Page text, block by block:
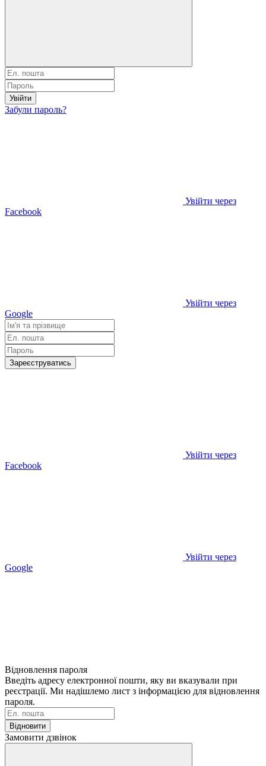
Увійти
Забули пароль?
Увійти через
Facebook
Увійти через
Google
Зареєструватись
Увійти через
Facebook
Увійти через
Google
Відновлення пароля
Введіть адресу електронної пошти, яку ви вказували при
реєстрації. Ми надішлемо лист з інформацією для відновлення
пароля.
Відновити
Замовити дзвінок